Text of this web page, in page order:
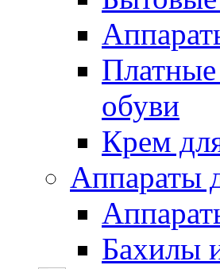
обуви
Крем
Аппараты
Бахилы